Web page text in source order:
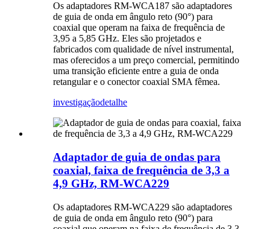
Os adaptadores RM-WCA187 são adaptadores
de guia de onda em ângulo reto (90°) para
coaxial que operam na faixa de frequência de
3,95 a 5,85 GHz. Eles são projetados e
fabricados com qualidade de nível instrumental,
mas oferecidos a um preço comercial, permitindo
uma transição eficiente entre a guia de onda
retangular e o conector coaxial SMA fêmea.
investigaçãodetalhe
Adaptador de guia de ondas para
coaxial, faixa de frequência de 3,3 a
4,9 GHz, RM-WCA229
Os adaptadores RM-WCA229 são adaptadores
de guia de onda em ângulo reto (90°) para